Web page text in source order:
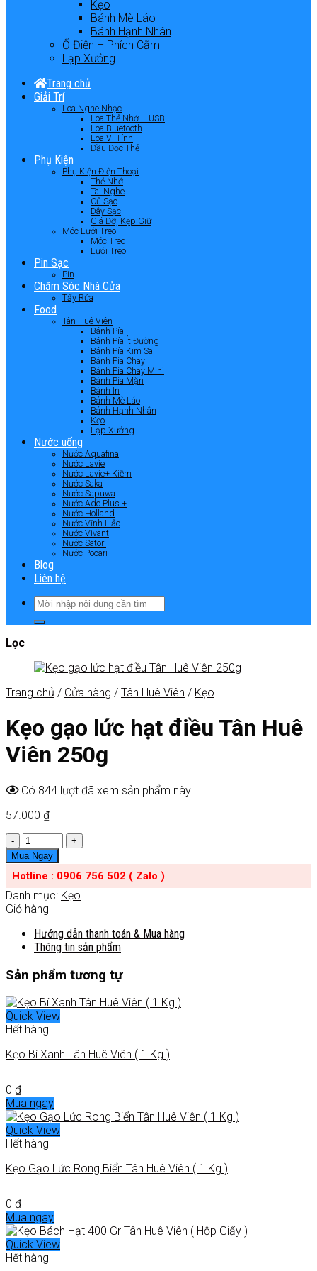
Kẹo
Bánh Mè Láo
Bánh Hạnh Nhân
Ổ Điện – Phích Cắm
Lạp Xưởng
Trang chủ
Giải Trí
Loa Nghe Nhạc
Loa Thẻ Nhớ – USB
Loa Bluetooth
Loa Vi Tính
Đầu Đọc Thẻ
Phụ Kiện
Phụ Kiện Điện Thoại
Thẻ Nhớ
Tai Nghe
Củ Sạc
Dây Sạc
Giá Đỡ, Kẹp Giữ
Móc Lưới Treo
Móc Treo
Lưới Treo
Pin Sạc
Pin
Chăm Sóc Nhà Cửa
Tẩy Rửa
Food
Tân Huê Viên
Bánh Pía
Bánh Pía Ít Đường
Bánh Pía Kim Sa
Bánh Pía Chay
Bánh Pía Chay Mini
Bánh Pía Mặn
Bánh In
Bánh Mè Láo
Bánh Hạnh Nhân
Kẹo
Lạp Xưởng
Nước uống
Nước Aquafina
Nước Lavie
Nước Lavie+ Kiềm
Nước Saka
Nước Sapuwa
Nước Ado Plus +
Nước Holland
Nước Vĩnh Hảo
Nước Vivant
Nước Satori
Nước Pocari
Blog
Liên hệ
Lọc
Trang chủ / Cửa hàng / Tân Huê Viên / Kẹo
Kẹo gạo lức hạt điều Tân Huê
Viên 250g
Có 844 lượt đã xem sản phẩm này
57.000 ₫
Số
lượng
Mua Ngay
Hotline : 0906 756 502 ( Zalo )
Danh mục: Kẹo
Giỏ hàng
Hướng dẫn thanh toán & Mua hàng
Thông tin sản phẩm
Sản phẩm tương tự
Quick View
Hết hàng
Kẹo Bí Xanh Tân Huê Viên ( 1 Kg )
0 ₫
Mua ngay
Quick View
Hết hàng
Kẹo Gạo Lức Rong Biển Tân Huê Viên ( 1 Kg )
0 ₫
Mua ngay
Quick View
Hết hàng